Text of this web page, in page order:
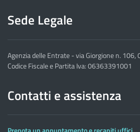
Sede Legale
Agenzia delle Entrate - via Giorgione n. 106,
Codice Fiscale e Partita Iva: 06363391001
Contatti e assistenza